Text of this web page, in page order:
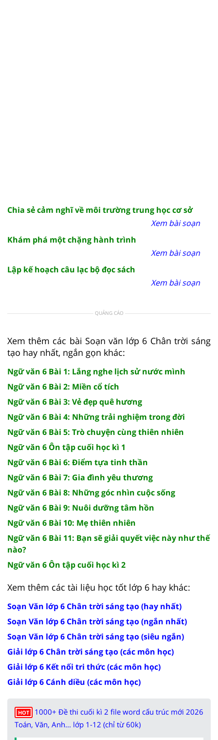
Chia sẻ cảm nghĩ về môi trường trung học cơ sở
Xem bài soạn
Khám phá một chặng hành trình
Xem bài soạn
Lập kế hoạch câu lạc bộ đọc sách
Xem bài soạn
QUẢNG CÁO
Xem thêm các bài Soạn văn lớp 6 Chân trời sáng
tạo hay nhất, ngắn gọn khác:
Ngữ văn 6 Bài 1: Lắng nghe lịch sử nước mình
Ngữ văn 6 Bài 2: Miền cổ tích
Ngữ văn 6 Bài 3: Vẻ đẹp quê hương
Ngữ văn 6 Bài 4: Những trải nghiệm trong đời
Ngữ văn 6 Bài 5: Trò chuyện cùng thiên nhiên
Ngữ văn 6 Ôn tập cuối học kì 1
Ngữ văn 6 Bài 6: Điểm tựa tinh thần
Ngữ văn 6 Bài 7: Gia đình yêu thương
Ngữ văn 6 Bài 8: Những góc nhìn cuộc sống
Ngữ văn 6 Bài 9: Nuôi dưỡng tâm hồn
Ngữ văn 6 Bài 10: Mẹ thiên nhiên
Ngữ văn 6 Bài 11: Bạn sẽ giải quyết việc này như thế
nào?
Ngữ văn 6 Ôn tập cuối học kì 2
Xem thêm các tài liệu học tốt lớp 6 hay khác:
Soạn Văn lớp 6 Chân trời sáng tạo (hay nhất)
Soạn Văn lớp 6 Chân trời sáng tạo (ngắn nhất)
Soạn Văn lớp 6 Chân trời sáng tạo (siêu ngắn)
Giải lớp 6 Chân trời sáng tạo (các môn học)
Giải lớp 6 Kết nối tri thức (các môn học)
Giải lớp 6 Cánh diều (các môn học)
HOT
1000+ Đề thi cuối kì 2 file word cấu trúc mới 2026
Toán, Văn, Anh... lớp 1-12 (chỉ từ 60k)